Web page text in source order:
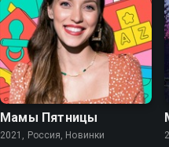
Мамы Пятницы
2021, Россия, Новинки